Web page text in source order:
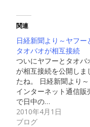
関連
日経新聞より～ヤフー
タオバオが相互接続
ついにヤフーとタオバ
が相互接続を公開しま
たね。 日経新聞より～
インターネット通信販
で日中の…
2010年4月1日
ブログ